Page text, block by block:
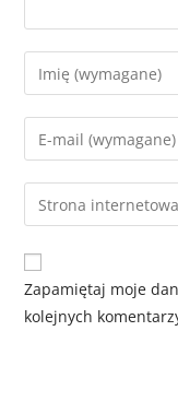
Zapamiętaj moje
kolejnych